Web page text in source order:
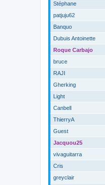
Stéphane
patjuju62
Banquo
Dubuis Antoinette
Roque Carbajo
bruce
RAJI
Gherking
Light
Canbell
ThierryA
Guest
Jacquou25
vivaguitarra
Cris
greyclair